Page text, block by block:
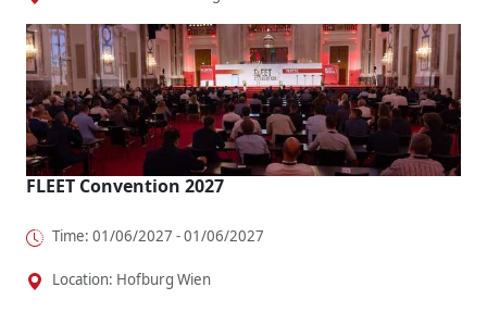
FLEET Convention 2027
Time: 01/06/2027 - 01/06/2027
Location: Hofburg Wien